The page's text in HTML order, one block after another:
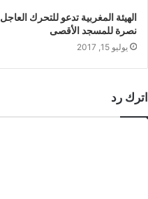
الهيئة المغربية تدعو للتحرك العاجل
نصرة للمسجد الأقصى
يوليو 15, 2017
اترك رد